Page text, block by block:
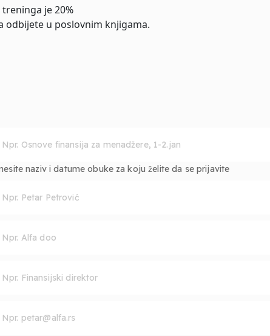
je 20%
odbijete u poslovnim knjigama.
naziv i datume obuke za koju želite da se prijavite